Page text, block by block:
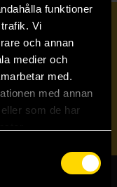
funktioner
Vi
och annan
medier och
med.
med annan
som de harSkicka